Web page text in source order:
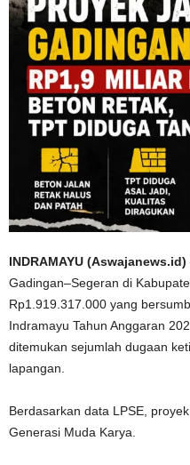
INDRAMAYU (Aswajanews.id)
Gadingan–Segeran di
Rp1.919.317.000 yang
Indramayu Tahun Anggaran
ditemukan sejumlah dugaan
lapangan.
Berdasarkan data LPSE,
Generasi Muda Karya.